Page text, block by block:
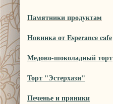
Памятники продуктам
Новинка от Esperance cafe
Медово-шоколадный торт
Торт "Эстерхази"
Печенье и пряники